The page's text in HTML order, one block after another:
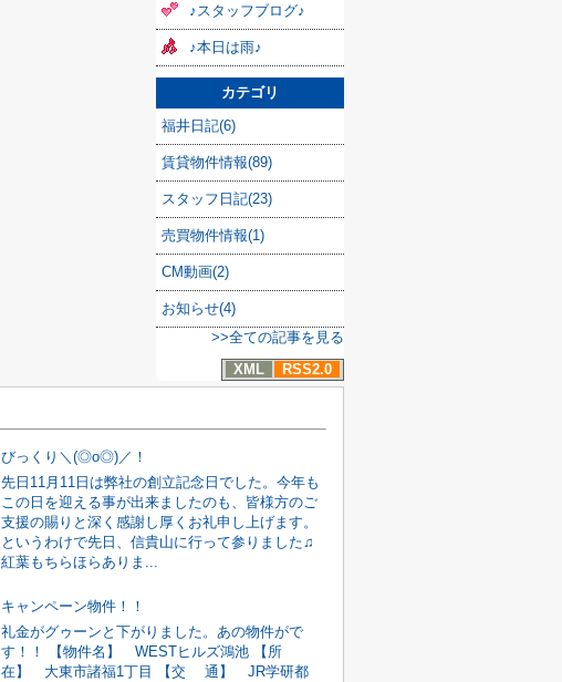
♪スタッフブログ♪
♪本日は雨♪
カテゴリ
福井日記(6)
賃貸物件情報(89)
スタッフ日記(23)
売買物件情報(1)
CM動画(2)
お知らせ(4)
>>全ての記事を見る
XML
RSS2.0
びっくり＼(◎o◎)／！
先日11月11日は弊社の創立記念日でした。今年も
この日を迎える事が出来ましたのも、皆様方のご
支援の賜りと深く感謝し厚くお礼申し上げます。
というわけで先日、信貴山に行って参りました♫
紅葉もちらほらありま...
キャンペーン物件！！
礼金がグゥーンと下がりました。あの物件がで
す！！ 【物件名】 WESTヒルズ鴻池 【所
在】 大東市諸福1丁目 【交 通】 JR学研都